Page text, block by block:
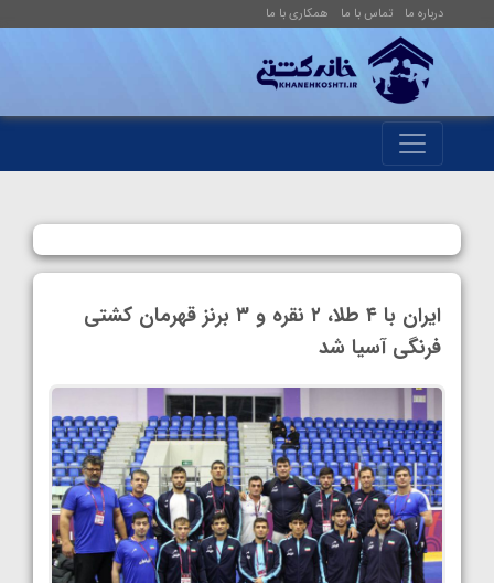
درباره ما تماس با ما همکاری با ما
ایران با ۴ طلا، ۲ نقره و ۳ برنز قهرمان کشتی
فرنگی آسیا شد